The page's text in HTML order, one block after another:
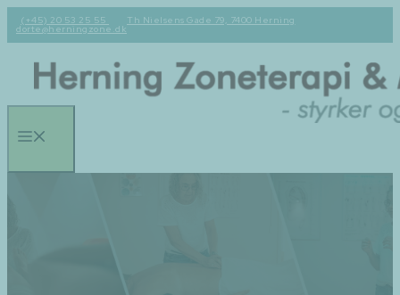
Hop(+45) 20 53 25 55
Th Nielsens Gade 79, 7400 Herning
dorte@herningzone.dk